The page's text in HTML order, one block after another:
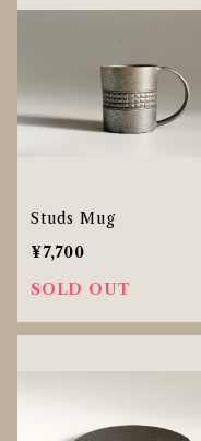
Studs Mug
¥7,700
SOLD OUT